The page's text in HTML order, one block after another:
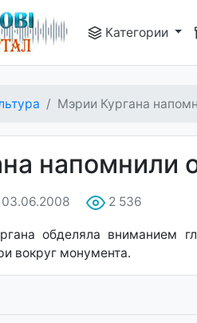
Категории
Мэрии Кургана
напомнили
03.06.2008 2 536
обделяла вниманием
вокруг монумента.